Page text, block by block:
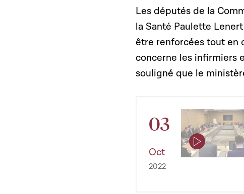
Les députés de la
la Santé Paulette
être renforcées tout en
concerne les infirmiers
souligné que le
03
Oct
2022